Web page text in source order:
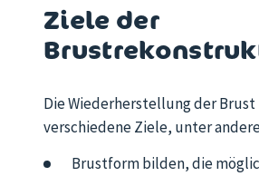
Ziele der
Die Wiederherstellung der Brust
verschiedene Ziele, unter
Brustform bilden, die